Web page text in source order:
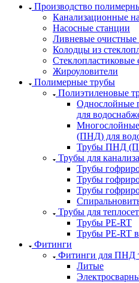
Производство
Канализационные
Насосные станции
Ливневые
Колодцы из
Стеклопластиковые
Жироуловители
Полимерные трубы
Полиэтиленовые
Однослойные
для
(ПНД) для
Трубы ПНД
Трубы для
Трубы
Трубы
Трубы
Трубы для
Трубы PE-RT
Трубы PE-RT
Фитинги
Фитинги для ПНД
Литые